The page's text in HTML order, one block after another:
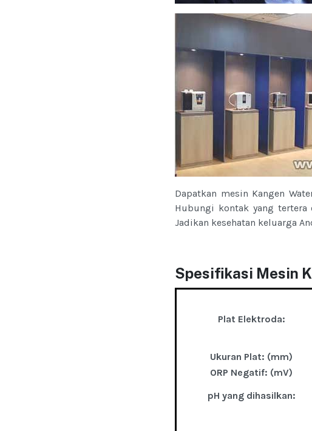
Dapatkan mesin Kangen
Hubungi kontak yang
Jadikan kesehatan keluarga
Spesifikasi Mesin
Plat Elektroda:
Ukuran Plat: (mm)
ORP Negatif: (mV)
pH yang dihasilkan: